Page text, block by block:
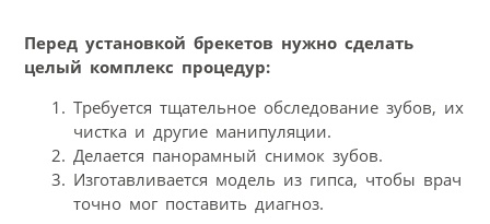
Перед установкой брекетов нужно сделать
целый комплекс процедур:
Требуется тщательное обследование зубов, их
чистка и другие манипуляции.
Делается панорамный снимок зубов.
Изготавливается модель из гипса, чтобы врач
точно мог поставить диагноз.